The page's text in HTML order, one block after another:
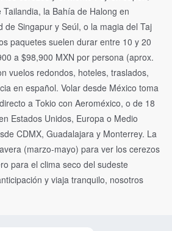
la Bahía de Halong en
de Singapur y Seúl, o la magia del Taj
paquetes suelen durar entre 10 y 20
a $98,900 MXN por persona (aprox.
vuelos redondos, hoteles, traslados,
en español. Volar desde México toma
a Tokio con Aeroméxico, o de 18
Estados Unidos, Europa o Medio
CDMX, Guadalajara y Monterrey. La
(marzo-mayo) para ver los cerezos
para el clima seco del sudeste
y viaja tranquilo, nosotros